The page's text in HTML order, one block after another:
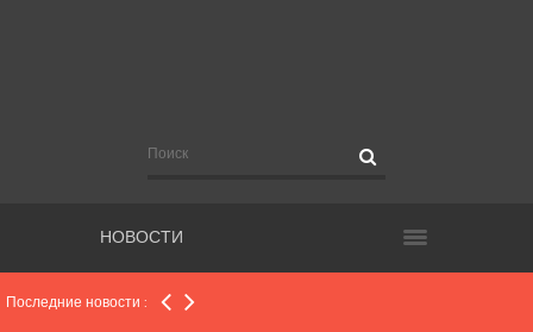
НОВОСТИ
Последние новости :
«Голос» будет наблюдать за референдумом в
От клещей пострадали более 3 тысяч человек